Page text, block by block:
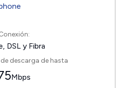
DSL y Fibra
descarga de hasta
Mbps